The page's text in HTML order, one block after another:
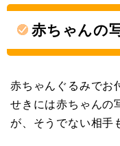
赤ちゃんの
赤ちゃんぐるみでお
せきには赤ちゃんの
が、そうでない相手